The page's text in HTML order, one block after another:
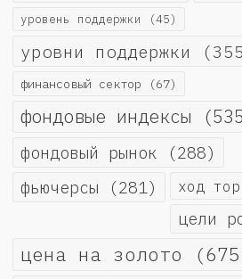
уровень поддержки (45)
уровни поддержки
финансовый сектор (67)
фондовые индексы
фондовый рынок (288)
фьючерсы (281) ход
цели
цена на золото